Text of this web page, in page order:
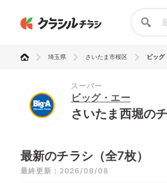
埼玉県 さいたま市桜区 ビッグ
スーパー
ビッグ・エー
さいたま西堀の
最新のチラシ（全7枚）
最終更新：2026/08/08